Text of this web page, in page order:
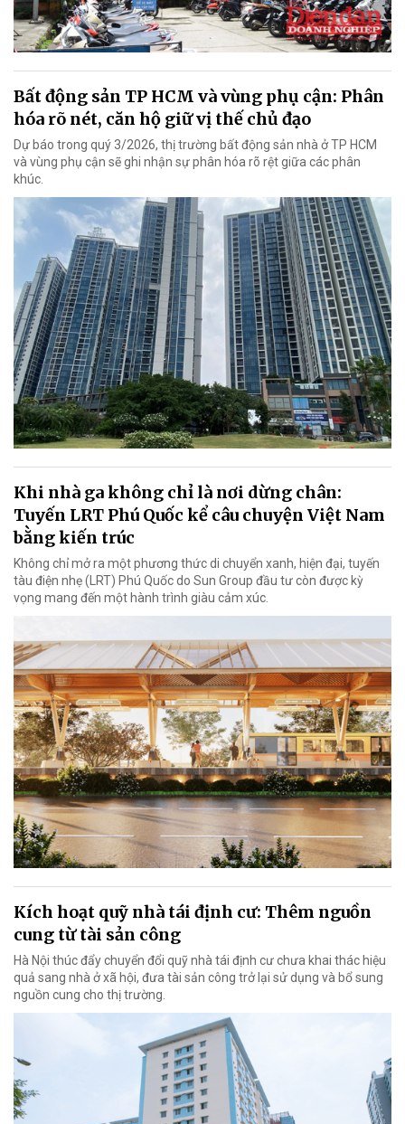
Bất động sản TP HCM và vùng phụ cận: Phân
hóa rõ nét, căn hộ giữ vị thế chủ đạo
Dự báo trong quý 3/2026, thị trường bất động sản nhà ở TP HCM
và vùng phụ cận sẽ ghi nhận sự phân hóa rõ rệt giữa các phân
khúc.
Khi nhà ga không chỉ là nơi dừng chân:
Tuyến LRT Phú Quốc kể câu chuyện Việt Nam
bằng kiến trúc
Không chỉ mở ra một phương thức di chuyển xanh, hiện đại, tuyến
tàu điện nhẹ (LRT) Phú Quốc do Sun Group đầu tư còn được kỳ
vọng mang đến một hành trình giàu cảm xúc.
Kích hoạt quỹ nhà tái định cư: Thêm nguồn
cung từ tài sản công
Hà Nội thúc đẩy chuyển đổi quỹ nhà tái định cư chưa khai thác hiệu
quả sang nhà ở xã hội, đưa tài sản công trở lại sử dụng và bổ sung
nguồn cung cho thị trường.